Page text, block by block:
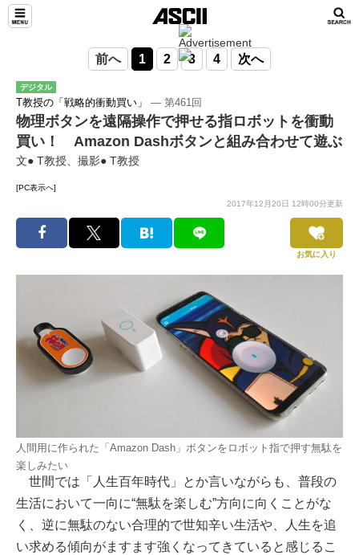
前へ 1 2 3 4 次へ
デジタル
T教授の「戦略的衝動買い」 ― 第461回
物理ボタンを遠隔操作で押せる指ロボットを衝動
買い！ Amazon Dashボタンと組み合わせて遊ぶ
文● T教授、撮影● T教授
[PC表示へ]
2017年12月20日 12時00分更新
お気に入り
人間用に作られた「Amazon Dash」ボタンをロボット指で押す無駄を
楽しみたい
世間では「人生百年時代」とか言いながらも、普段の
生活において一向に“無駄を楽しむ”方向に向くことがな
く、逆に無駄のない合理的で世知辛い生活や、人生を追
い求める傾向がますます強くなってきていると感じるこ